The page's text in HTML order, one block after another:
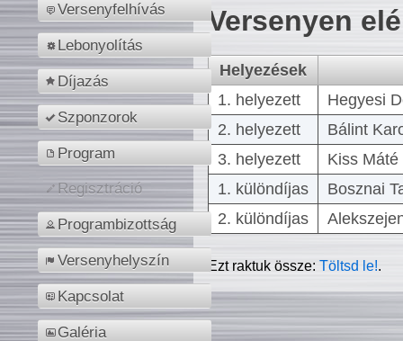
Versenyfelhívás
Lebonyolítás
Díjazás
Szponzorok
Program
Regisztráció
Programbizottság
Versenyhelyszín
Kapcsolat
Galéria
Versenyen
Helyezések
1. helyezett
Hegyesi
2. helyezett
Bálint
3. helyezett
Kiss
1. különdíjas
Bosznai
2. különdíjas
Ezt raktuk össze:Töltsd le!.